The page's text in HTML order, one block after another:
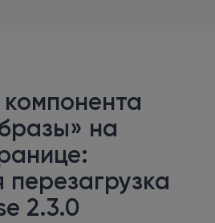
на
перезагрузка
2.3.0